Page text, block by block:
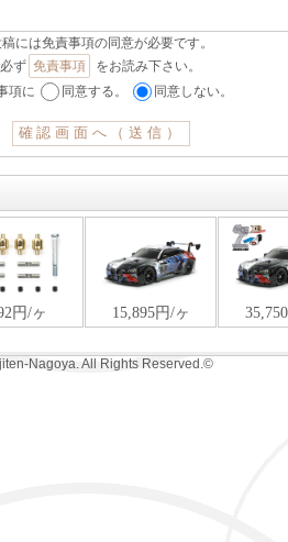
には免責事項の同意が必要です。
必ず 免責事項
をお読み下さい。
項に
同意する。 同意しない。
Nagoya. All Rights Reserved.©